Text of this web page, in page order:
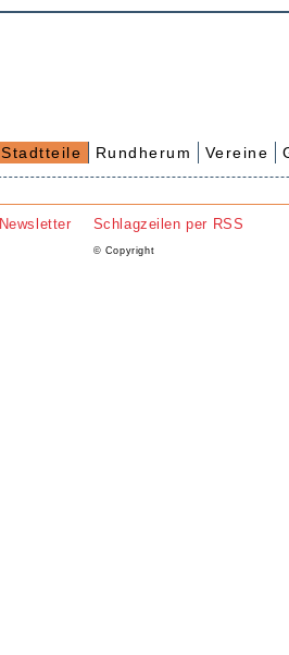
Stadtteile Rundherum Vereine
Newsletter Schlagzeilen per RSS
© Copyright